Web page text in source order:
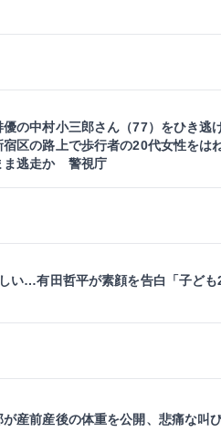
優の中村小三郎さん（77）をひき逃
区の路上で歩行者の20代女性をは
ま逃走か 警視庁
い…有田哲平が素顔を告白「子ども
産前産後の体重を公開、悲痛な叫